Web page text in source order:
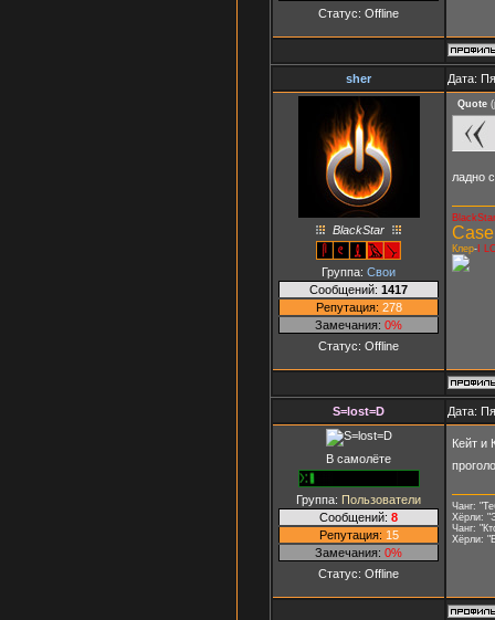
Статус: Offline
sher Дата:
BlackStar
Группа: Свои
Сообщений: 1417
Репутация: 278
Замечания: 0%
Статус: Offline
Quote (
ладно
Case
Клер- I
S=lost=D Дата:
В самолёте
Группа: Пользователи
Сообщений: 8
Репутация: 15
Замечания: 0%
Статус: Offline
Кейт и
Чанг:
Хёрли:
Чанг:
Хёрли: